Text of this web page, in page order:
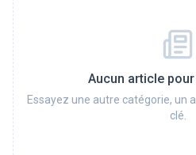
Aucun article
Essayez une autre catégorie, un
clé.